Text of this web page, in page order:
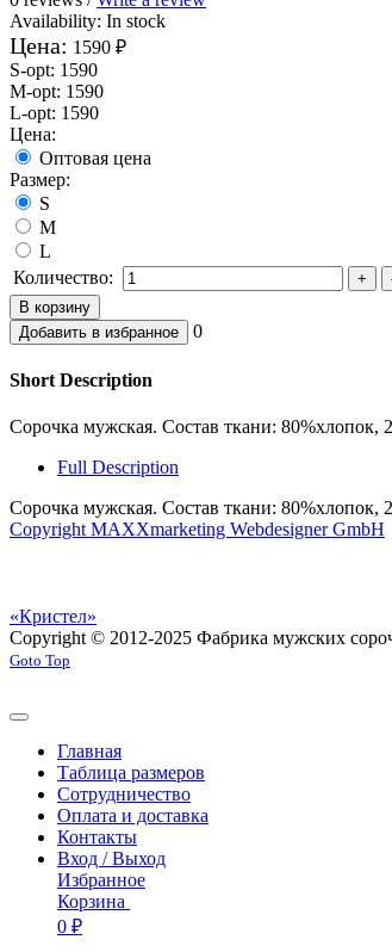
Availability: In stock
Цена: 1590 ₽
S-opt: 1590
M-opt: 1590
L-opt: 1590
Цена:
Оптовая цена
Размер:
S
M
L
Количество:
0
Short Description
Сорочка мужская. Состав ткани: 80%хлопок,
Full Description
Сорочка мужская. Состав ткани: 80%хлопок,
Copyright MAXXmarketing Webdesigner GmbH
«Кристел»
Copyright © 2012-2025 Фабрика мужских
Goto Top
Главная
Таблица размеров
Сотрудничество
Оплата и доставка
Контакты
Вход / Выход
Избранное
Корзина
0 ₽